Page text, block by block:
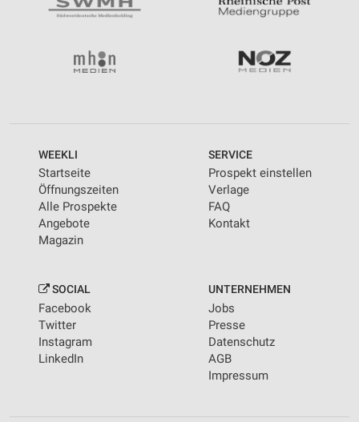
WEEKLI
Startseite
Öffnungszeiten
Alle Prospekte
Angebote
Magazin
SERVICE
Prospekt einstellen
Verlage
FAQ
Kontakt
SOCIAL
Facebook
Twitter
Instagram
LinkedIn
UNTERNEHMEN
Jobs
Presse
Datenschutz
AGB
Impressum